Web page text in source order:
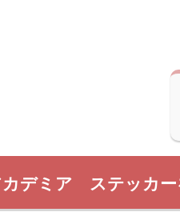
デミア ステッカー